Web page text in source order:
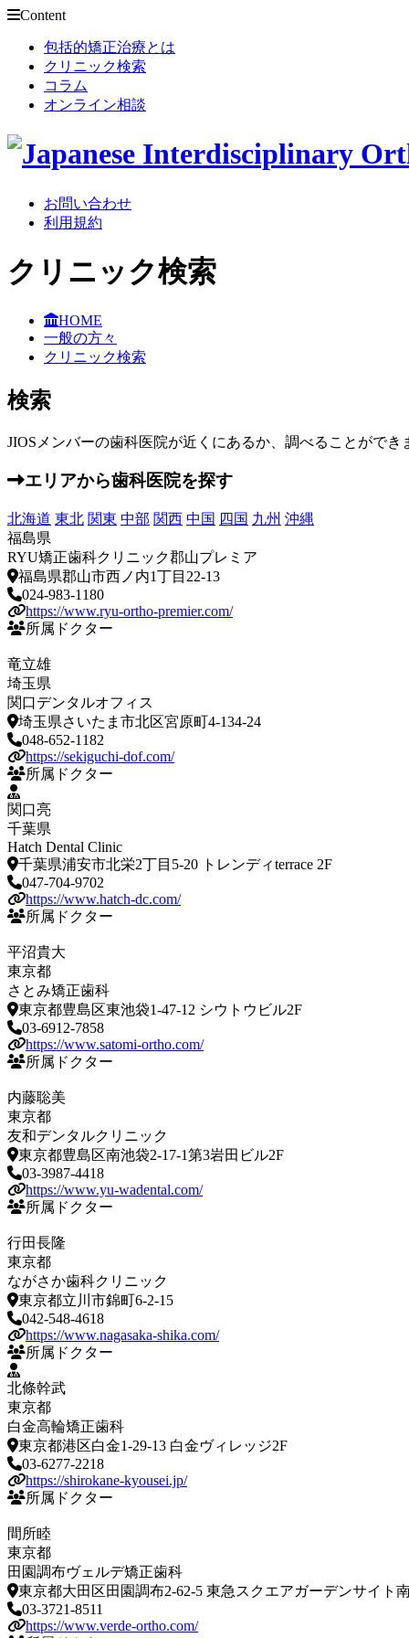
Content
包括的矯正治療とは
クリニック検索
コラム
オンライン相談
お問い合わせ
利用規約
クリニック検索
HOME
一般の方々
クリニック検索
検索
JIOSメンバーの歯科医院が近くにあるか、調べることができ
エリアから歯科医院を探す
北海道 東北 関東 中部 関西 中国 四国 九州 沖縄
福島県
RYU矯正歯科クリニック郡山プレミア
福島県郡山市西ノ内1丁目22-13
024-983-1180
https://www.ryu-ortho-premier.com/
所属ドクター
竜立雄
埼玉県
関口デンタルオフィス
埼玉県さいたま市北区宮原町4-134-24
048-652-1182
https://sekiguchi-dof.com/
所属ドクター
関口亮
千葉県
Hatch Dental Clinic
千葉県浦安市北栄2丁目5-20 トレンディterrace 2F
047-704-9702
https://www.hatch-dc.com/
所属ドクター
平沼貴大
東京都
さとみ矯正歯科
東京都豊島区東池袋1-47-12 シウトウビル2F
03-6912-7858
https://www.satomi-ortho.com/
所属ドクター
内藤聡美
東京都
友和デンタルクリニック
東京都豊島区南池袋2-17-1第3岩田ビル2F
03-3987-4418
https://www.yu-wadental.com/
所属ドクター
行田長隆
東京都
ながさか歯科クリニック
東京都立川市錦町6-2-15
042-548-4618
https://www.nagasaka-shika.com/
所属ドクター
北條幹武
東京都
白金高輪矯正歯科
東京都港区白金1-29-13 白金ヴィレッジ2F
03-6277-2218
https://shirokane-kyousei.jp/
所属ドクター
間所睦
東京都
田園調布ヴェルデ矯正歯科
東京都大田区田園調布2-62-5 東急スクエアガーデンサイト
03-3721-8511
https://www.verde-ortho.com/